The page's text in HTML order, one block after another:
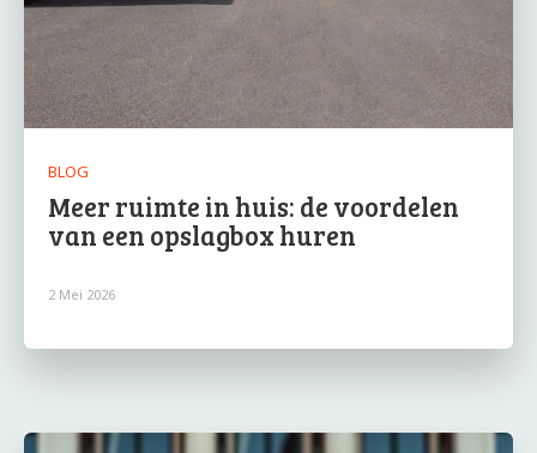
BLOG
Meer ruimte in huis: de voordelen
van een opslagbox huren
2 Mei 2026